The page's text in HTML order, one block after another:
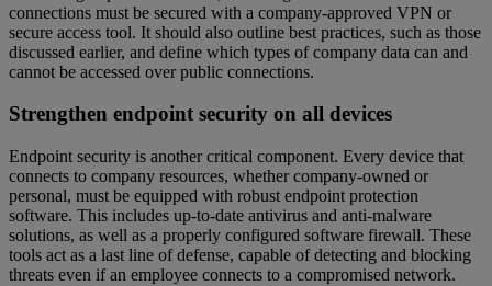
connections must be secured with a company-approved VPN or
secure access tool. It should also outline best practices, such as those
discussed earlier, and define which types of company data can and
cannot be accessed over public connections.
Strengthen endpoint security on all devices
Endpoint security is another critical component. Every device that
connects to company resources, whether company-owned or
personal, must be equipped with robust endpoint protection
software. This includes up-to-date antivirus and anti-malware
solutions, as well as a properly configured software firewall. These
tools act as a last line of defense, capable of detecting and blocking
threats even if an employee connects to a compromised network.